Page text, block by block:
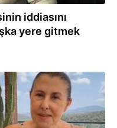
iddiasını
yere gitmek